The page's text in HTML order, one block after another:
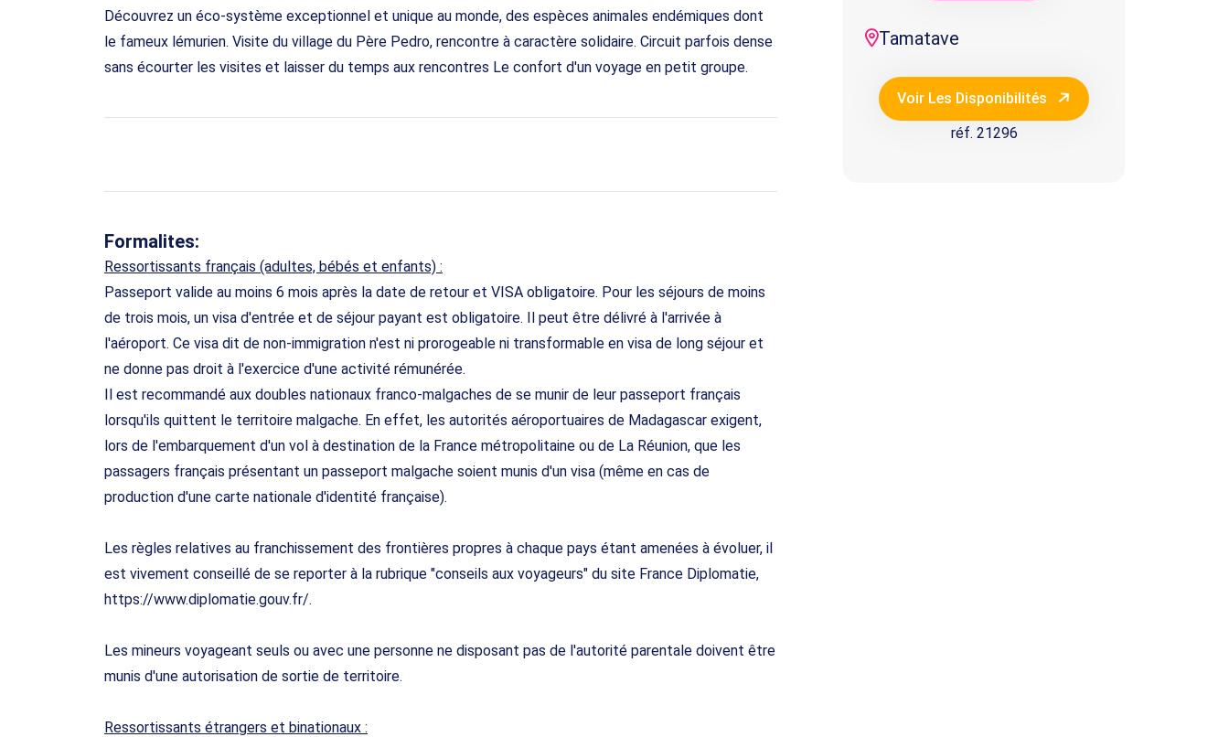
Découvrez un éco-système exceptionnel et unique au monde, des espèces animales endémiques dont
le fameux lémurien. Visite du village du Père Pedro, rencontre à caractère solidaire. Circuit parfois dense
sans écourter les visites et laisser du temps aux rencontres Le confort d'un voyage en petit groupe.
Formalites:
Ressortissants français (adultes, bébés et enfants) :
Passeport valide au moins 6 mois après la date de retour et VISA obligatoire. Pour les séjours de moins
de trois mois, un visa d'entrée et de séjour payant est obligatoire. Il peut être délivré à l'arrivée à
l'aéroport. Ce visa dit de non-immigration n'est ni prorogeable ni transformable en visa de long séjour et
ne donne pas droit à l'exercice d'une activité rémunérée.
Il est recommandé aux doubles nationaux franco-malgaches de se munir de leur passeport français
lorsqu'ils quittent le territoire malgache. En effet, les autorités aéroportuaires de Madagascar exigent,
lors de l'embarquement d'un vol à destination de la France métropolitaine ou de La Réunion, que les
passagers français présentant un passeport malgache soient munis d'un visa (même en cas de
production d'une carte nationale d'identité française).
Les règles relatives au franchissement des frontières propres à chaque pays étant amenées à évoluer, il
est vivement conseillé de se reporter à la rubrique "conseils aux voyageurs" du site France Diplomatie,
https://www.diplomatie.gouv.fr/.
Les mineurs voyageant seuls ou avec une personne ne disposant pas de l'autorité parentale doivent être
munis d'une autorisation de sortie de territoire.
Ressortissants étrangers et binationaux :
Tamatave
Voir Les Disponibilités
réf. 21296